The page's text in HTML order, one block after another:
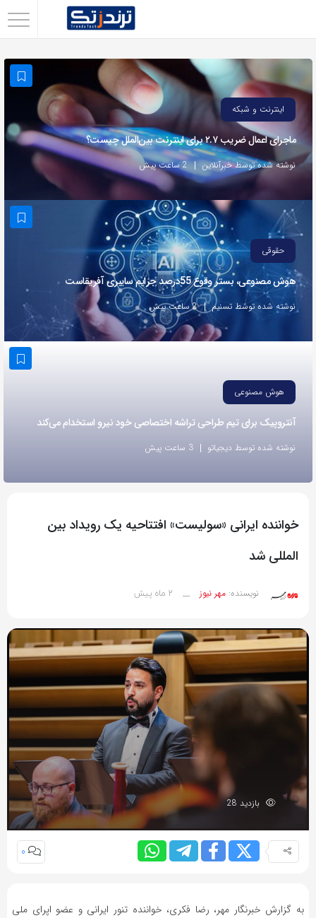
با
استفاده
روش‌های
زیر
می‌توانید
این
صفحه
دوستان
خود
اشتراک
لینک
اینترنت و شبکه
ماجرای اعمال ضریب ۲.۷ برای اینترنت بین‌الملل چیست؟
نوشته شده توسط خبرآنلاین 2 ساعت پیش
حقوقی
هوش مصنوعی، بستر وقوع 55درصد جرایم سایبری آفریقاست
نوشته شده توسط تسنیم 2 ساعت پیش
هوش مصنوعی
آنتروپیک برای تیم طراحی تراشه اختصاصی خود نیرو استخدام می‌کند
نوشته شده توسط دیجیاتو 3 ساعت پیش
خواننده ایرانی «سولیست» افتتاحیه یک رویداد بین
المللی شد
نویسنده: مهر نیوز __ 2 ماه پیش
بازدید 28
0
به گزارش خبرنگار مهر، رضا فکری، خواننده تنور ایرانی و عضو اپرای ملی